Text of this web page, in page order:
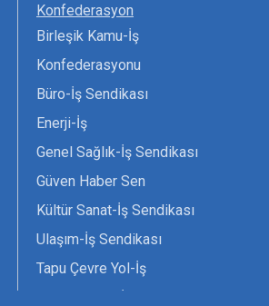
Konfederasyon
Birleşik Kamu-İş
Konfederasyonu
Büro-İş Sendikası
Enerji-İş
Genel Sağlık-İş Sendikası
Güven Haber Sen
Kültür Sanat-İş Sendikası
Ulaşım-İş Sendikası
Tapu Çevre Yol-İş